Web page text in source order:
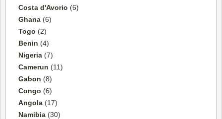
Costa d'Avorio (6)
Ghana (6)
Togo (2)
Benin (4)
Nigeria (7)
Camerun (11)
Gabon (8)
Congo (6)
Angola (17)
Namibia (30)